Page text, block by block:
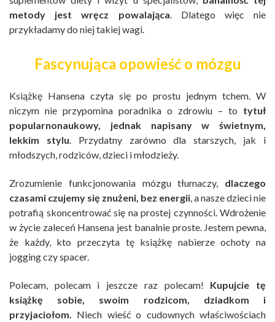
metody jest wręcz powalająca. Dlatego więc nie
przykładamy do niej takiej wagi.
Fascynująca opowieść o mózgu
Książkę Hansena czyta się po prostu jednym tchem. W
niczym nie przypomina poradnika o zdrowiu – to tytuł
popularnonaukowy, jednak napisany w świetnym,
lekkim stylu. Przydatny zarówno dla starszych, jak i
młodszych, rodziców, dzieci i młodzieży.
Zrozumienie funkcjonowania mózgu tłumaczy, dlaczego
czasami czujemy się znużeni, bez energii, a nasze dzieci nie
potrafią skoncentrować się na prostej czynności. Wdrożenie
w życie zaleceń Hansena jest banalnie proste. Jestem pewna,
że każdy, kto przeczyta tę książkę nabierze ochoty na
jogging czy spacer.
Polecam, polecam i jeszcze raz polecam! Kupujcie tę
książkę sobie, swoim rodzicom, dziadkom i
przyjaciołom. Niech wieść o cudownych właściwościach